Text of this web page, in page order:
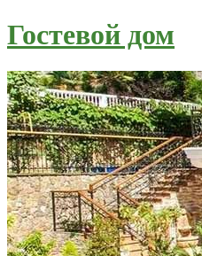
Гостевой дом